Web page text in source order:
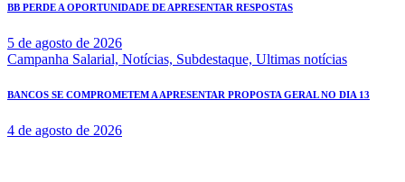
BB PERDE A OPORTUNIDADE DE APRESENTAR RESPOSTAS
5 de agosto de 2026
Campanha Salarial, Notícias, Subdestaque, Ultimas notícias
BANCOS SE COMPROMETEM A APRESENTAR PROPOSTA GERAL NO DIA 13
4 de agosto de 2026